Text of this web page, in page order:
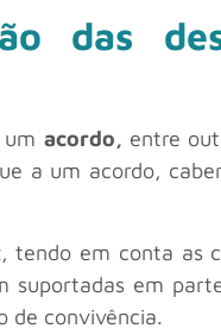
das
acordo, entre
a um acordo,
em conta as
suportadas em
de convivência.